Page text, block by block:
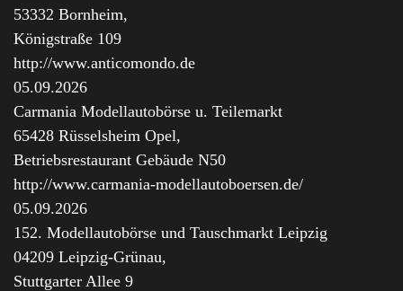
53332 Bornheim,
Königstraße 109
http://www.anticomondo.de
05.09.2026
Carmania Modellautobörse u. Teilemarkt
65428 Rüsselsheim Opel,
Betriebsrestaurant Gebäude N50
http://www.carmania-modellautoboersen.de/
05.09.2026
152. Modellautobörse und Tauschmarkt Leipzig
04209 Leipzig-Grünau,
Stuttgarter Allee 9